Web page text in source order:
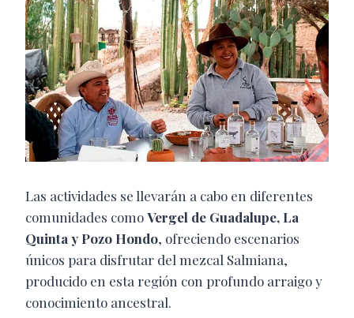
Las actividades se llevarán a cabo en diferentes
comunidades comoVergel de Guadalupe, La
Quinta y Pozo Hondo, ofreciendo escenarios
únicos para disfrutar del mezcal Salmiana,
producido en esta región con profundo arraigo y
conocimiento ancestral.